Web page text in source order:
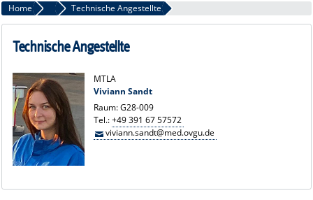
FORSCHUNG
LEHRE
VERANSTALTUNGEN
TEAM
KOOPERATIONEN
KONTAKT
Home Team Technische Angestellte
Technische Angestellte
MTLA
Viviann Sandt
Raum: G28-009
Tel.:+49 391 67 57572
viviann.sandt@med.ovgu.de